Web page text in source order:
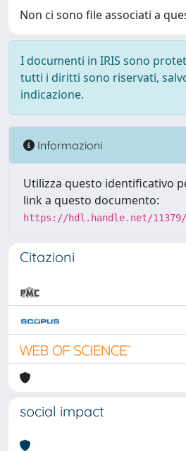
Non ci sono file associati a
I documenti in IRIS sono
tutti i diritti sono riservati,
indicazione.
Informazioni
Utilizza questo identificativo
link a questo documento:
https://hdl.handle.net/11379/
Citazioni
social impact